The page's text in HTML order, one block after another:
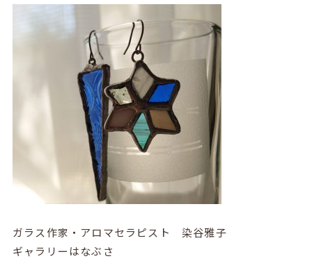
ガラス作家・アロマセラピスト 染谷雅子
ギャラリーはなぶさ